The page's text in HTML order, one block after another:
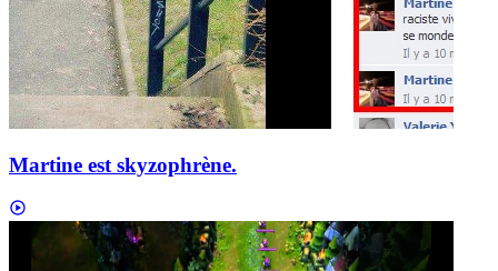
Martine est skyzophrène.